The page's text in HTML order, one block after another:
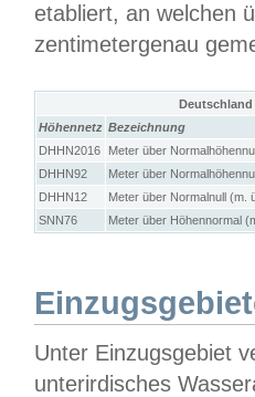
etabliert, an welchen
zentimetergenau
Höhennetz Bezeichnung
DHHN2016
Meter über
DHHN92
Meter über
DHHN12
Meter über Normalnull (m.
SNN76
Meter über Höhennormal
Unter Einzugsgebiet
unterirdisches